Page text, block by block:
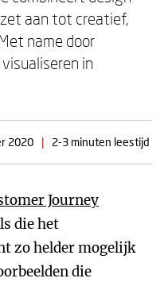
aan tot creatief,
name door
in
2020 | 2-3 minuten leestijd
Journey
die het
zo helder mogelijk
die